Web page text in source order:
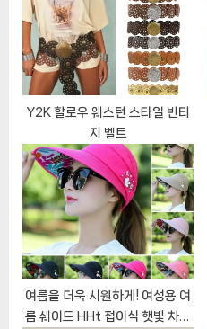
s
t
:
t
Y2K 할로우 웨스턴 스타일 빈티
지 벨트
여름을 더욱 시원하게! 여성용 여
름 쉐이드 HHt 접이식 햇빛 차단